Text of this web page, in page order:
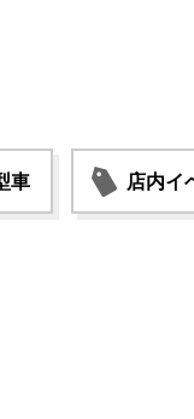
車 店内イ